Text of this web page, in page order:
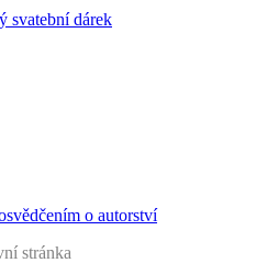
svatební dárek
o autorství
stránka